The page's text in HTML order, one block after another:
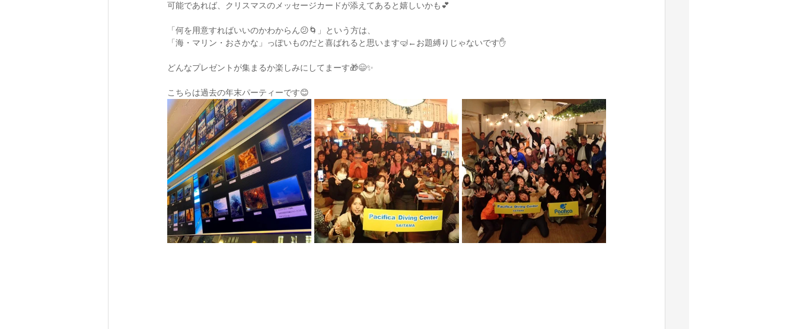
可能であれば、クリスマスのメッセージカードが添えてあると嬉しいかも💕
「何を用意すればいいのかわからん😕🌀」という方は、
「海・マリン・おさかな」っぽいものだと喜ばれると思います🤿←お題縛りじゃないです✋
どんなプレゼントが集まるか楽しみにしてまーす🎁😄✨
こちらは過去の年末パーティーです😊